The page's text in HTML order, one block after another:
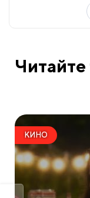
КИНО